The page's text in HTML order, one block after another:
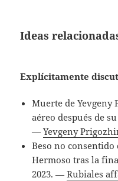
Ideas
Explícitamente
Muerte de Yevgeny
aéreo después de
—Yevgeny
Beso no consentido
Hermoso tras la
2023. —Rubiales